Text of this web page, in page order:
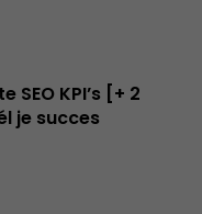
SEO KPI’s [+ 2
je succes